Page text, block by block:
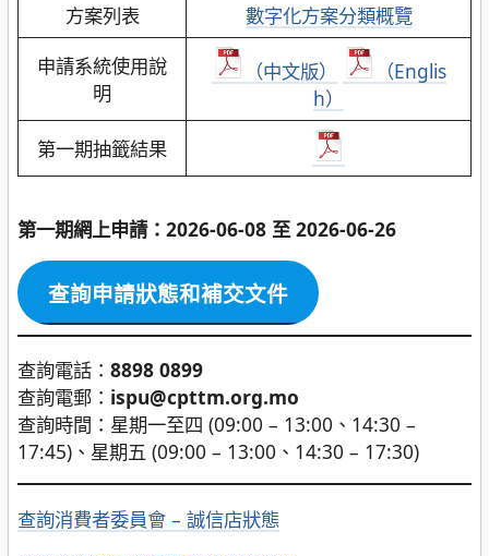
方案列表
數字化方案分類概覽
申請系統使用說
明
（中文版）
（Englis
h）
第一期抽籤結果
第一期網上申請：2026-06-08 至 2026-06-26
查詢申請狀態和補交文件
查詢電話： 8898 0899
查詢電郵： ispu@cpttm.org.mo
查詢時間：星期一至四 (09:00 – 13:00、14:30 –
17:45)、星期五 (09:00 – 13:00、14:30 – 17:30)
查詢消費者委員會 – 誠信店狀態